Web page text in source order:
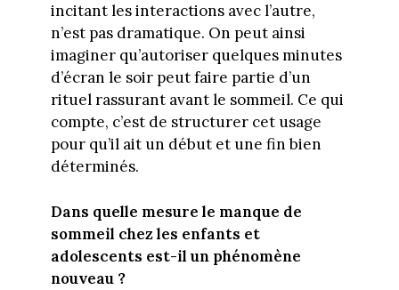
incitant les interactions avec l’autre,
n’est pas dramatique. On peut ainsi
imaginer qu’autoriser quelques minutes
d’écran le soir peut faire partie d’un
rituel rassurant avant le sommeil. Ce qui
compte, c’est de structurer cet usage
pour qu’il ait un début et une fin bien
déterminés.
Dans quelle mesure le manque de
sommeil chez les enfants et
adolescents est-il un phénomène
nouveau ?